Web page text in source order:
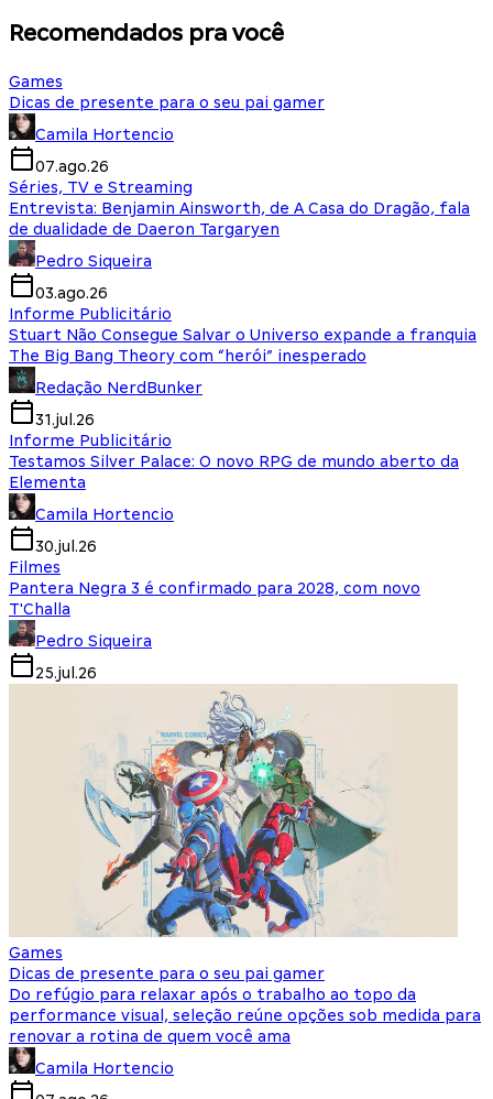
Recomendados pra você
Games
Dicas de presente para o seu pai gamer
Camila Hortencio
07.ago.26
Séries, TV e Streaming
Entrevista: Benjamin Ainsworth, de A Casa do Dragão, fala
de dualidade de Daeron Targaryen
Pedro Siqueira
03.ago.26
Informe Publicitário
Stuart Não Consegue Salvar o Universo expande a franquia
The Big Bang Theory com “herói” inesperado
Redação NerdBunker
31.jul.26
Informe Publicitário
Testamos Silver Palace: O novo RPG de mundo aberto da
Elementa
Camila Hortencio
30.jul.26
Filmes
Pantera Negra 3 é confirmado para 2028, com novo
T'Challa
Pedro Siqueira
25.jul.26
Games
Dicas de presente para o seu pai gamer
Do refúgio para relaxar após o trabalho ao topo da
performance visual, seleção reúne opções sob medida para
renovar a rotina de quem você ama
Camila Hortencio